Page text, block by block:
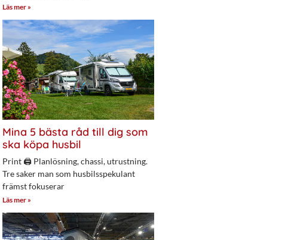
Läs mer »
Mina 5 bästa råd till dig som
ska köpa husbil
Print 🖨 Planlösning, chassi, utrustning.
Tre saker man som husbilsspekulant
främst fokuserar
Läs mer »